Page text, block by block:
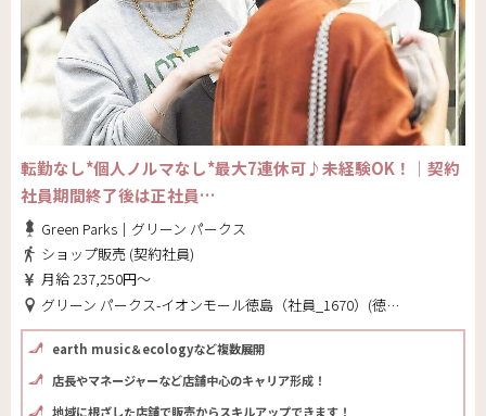
転勤なし*個人ノルマなし*最大7連休可♪未経験OK！｜契約
社員期間終了後は正社員…
Green Parks｜グリーン パークス
ショップ販売 (契約社員)
月給 237,250円～
グリーン パークス-イオンモール徳島（社員_1670）(徳島県 徳島市)
earth music＆ecologyなど複数展開
店長やマネージャーなど店舗中心のキャリア形成！
地域に根ざした店舗で販売からスキルアップできます！